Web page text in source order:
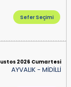
Sefer Seçimi
2026 Cumartesi
AYVALIK -MİDİLLİ